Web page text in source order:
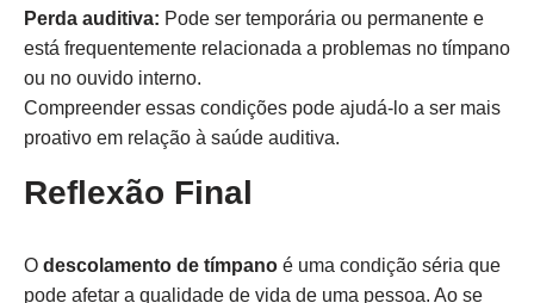
Perda auditiva: Pode ser temporária ou permanente e
está frequentemente relacionada a problemas no tímpano
ou no ouvido interno.
Compreender essas condições pode ajudá-lo a ser mais
proativo em relação à saúde auditiva.
Reflexão Final
O descolamento de tímpano é uma condição séria que
pode afetar a qualidade de vida de uma pessoa. Ao se